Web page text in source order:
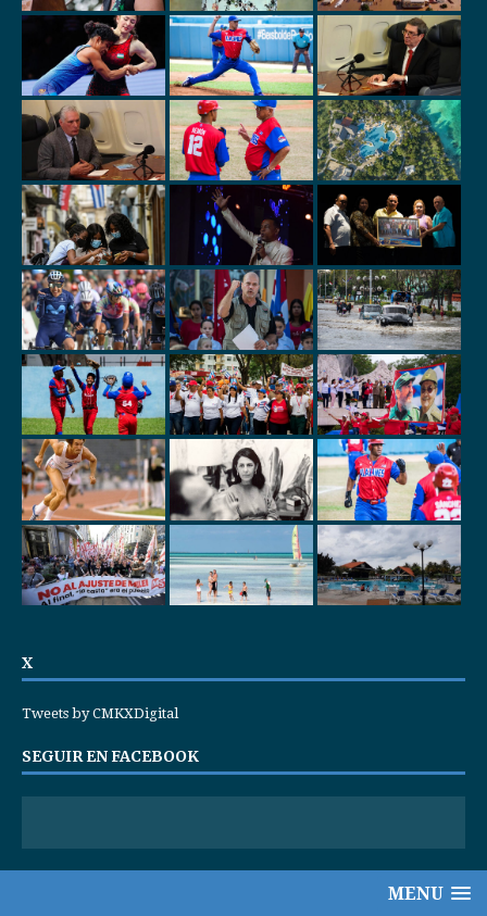
X
Tweets by CMKXDigital
SEGUIR EN FACEBOOK
MENU